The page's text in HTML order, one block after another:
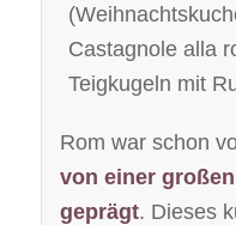
Castagnole alla
Teigkugeln mit
Rom war schon
von einer
geprägt. Dieses